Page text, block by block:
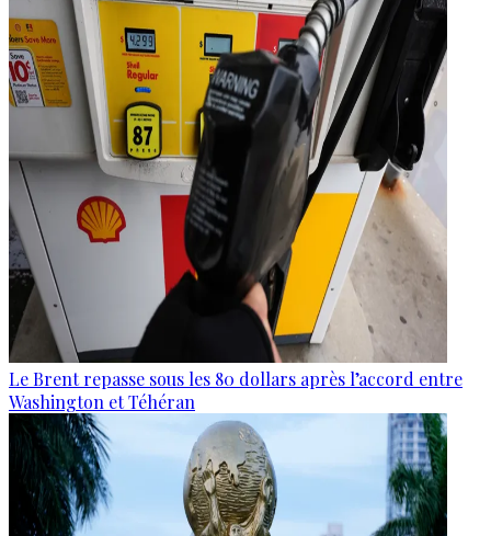
Le Brent repasse sous les 80 dollars après l’accord entre
Washington et Téhéran